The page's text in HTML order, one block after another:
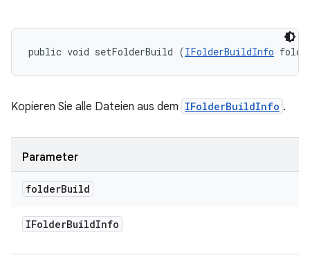
public void setFolderBuild (IFolderBuildInfo
Kopieren Sie alle Dateien aus dem IFolderBuildInfo .
Parameter
folderBuild
IFolderBuildInfo